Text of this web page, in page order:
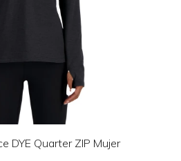
DYE Quarter ZIP Mujer